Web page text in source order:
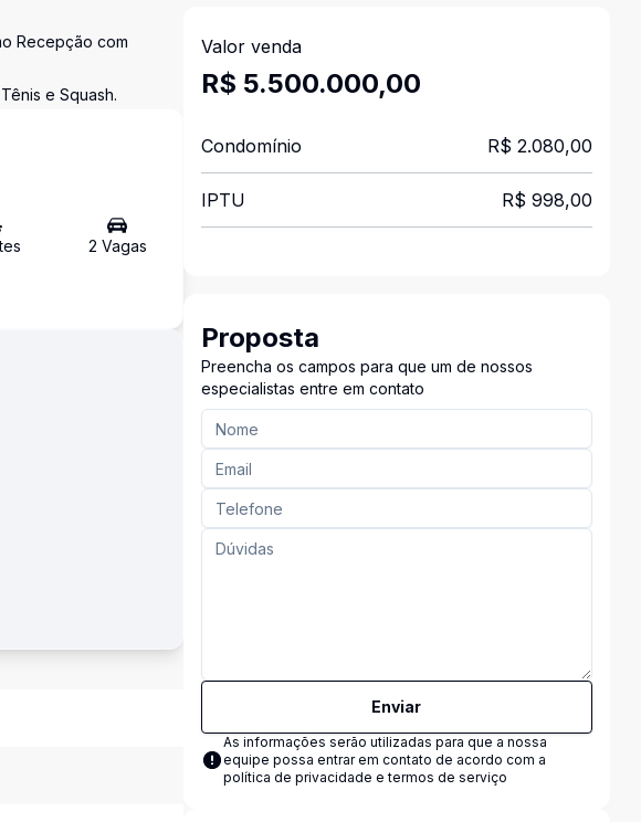
Recepção com
e Squash.
s 2 Vagas
Valor venda
R$ 5.500.000,00
Condomínio R$ 2.080,00
IPTU R$ 998,00
Proposta
Preencha os campos para que um de nossos
especialistas entre em contato
Enviar
As informações serão utilizadas para que a nossa
equipe possa entrar em contato de acordo com a
política de privacidade e termos de serviço